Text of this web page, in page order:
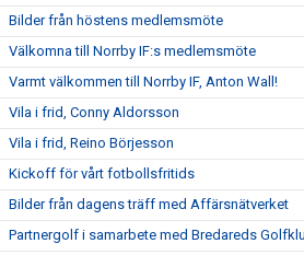
Bilder från höstens medlemsmöte
Välkomna till Norrby IF:s medlemsmöte
Varmt välkommen till Norrby IF, Anton Wall!
Vila i frid, Conny Aldorsson
Vila i frid, Reino Börjesson
Kickoff för vårt fotbollsfritids
Bilder från dagens träff med Affärsnätverket
Partnergolf i samarbete med Bredareds